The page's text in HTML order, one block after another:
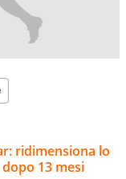
ridimensiona lo
13 mesi